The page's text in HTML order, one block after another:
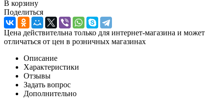
В корзину
Поделиться
Цена действительна только для интернет-магазина и может
отличаться от цен в розничных магазинах
Описание
Характеристики
Отзывы
Задать вопрос
Дополнительно